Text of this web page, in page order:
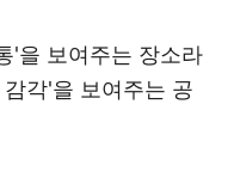
'을 보여주는 장소라
각'을 보여주는 공